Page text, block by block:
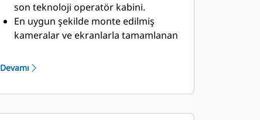
son teknoloji operatör kabini.
En uygun şekilde monte edilmiş
kameralar ve ekranlarla tamamlanan
lideri görüş alanı sağlar.
koltuğu, az çaba gerektiren
Devamı